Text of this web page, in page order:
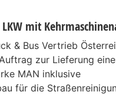
mit
& Bus Vertrieb
zur Lieferung
MAN inklusive
für die